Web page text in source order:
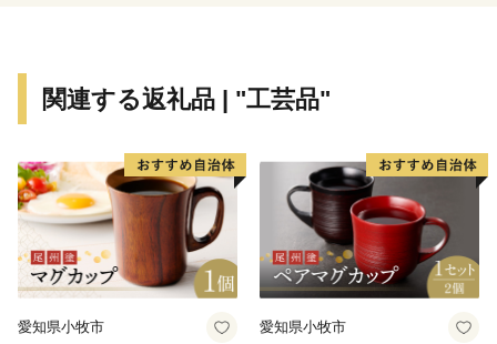
関連する返礼品 | "工芸品"
愛知県小牧市 愛知県小牧市